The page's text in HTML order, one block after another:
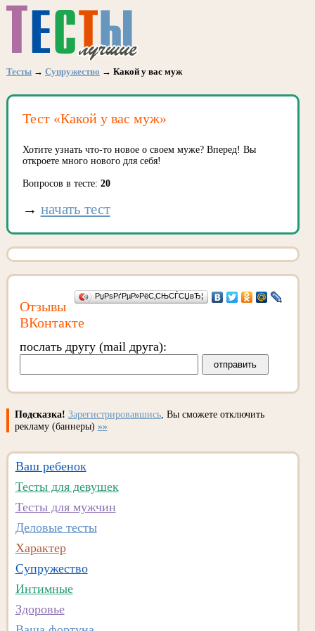
Тесты → Супружество → Какой у вас муж
Тест «Какой у вас муж»
Хотите узнать что-то новое о своем муже? Вперед! Вы
откроете много нового для себя!
Вопросов в тесте: 20
→ начать тест
РџРѕРґРµР»РёС‚СЊСЃСЏвЂ¦
Отзывы
ВКонтакте
послать другу (mail друга):
Подсказка! Зарегистрировавшись, Вы сможете отключить
рекламу (баннеры) »»
Ваш ребенок
Тесты для девушек
Тесты для мужчин
Деловые тесты
Характер
Супружество
Интимные
Здоровье